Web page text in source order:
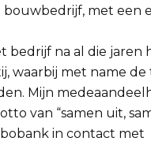
met een
na al die jaren
waarbij met name
Mijn
van “samen uit,
in contact met